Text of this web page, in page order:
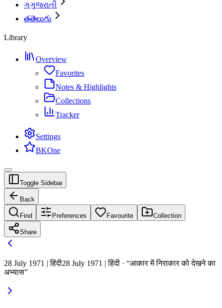
ગગુજરાતી
తతెలుగు
Library
Overview
Favorites
Notes & Highlights
Collections
Tracker
Settings
BKOne
Toggle Sidebar
Back
Find Preferences Favourite Collection
Share
28 July 1971 | हिंदी28 July 1971 | हिंदी · “आकार में निराकार को देखने का
अभ्यास”